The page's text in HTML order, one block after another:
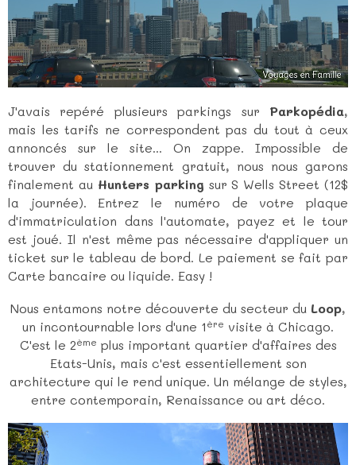
J'avais repéré plusieurs parkings sur Parkopédia,
mais les tarifs ne correspondent pas du tout à ceux
annoncés sur le site... On zappe. Impossible de
trouver du stationnement gratuit, nous nous garons
finalement au Hunters parking sur S Wells Street (12$
la journée). Entrez le numéro de votre plaque
d'immatriculation dans l'automate, payez et le tour
est joué. Il n'est même pas nécessaire d'appliquer un
ticket sur le tableau de bord. Le paiement se fait par
Carte bancaire ou liquide. Easy !
Nous entamons notre découverte du secteur du Loop,
un incontournable lors d'une 1 ère visite à Chicago.
C'est le 2ème plus important quartier d'affaires des
Etats-Unis, mais c'est essentiellement son
architecture qui le rend unique. Un mélange de styles,
entre contemporain, Renaissance ou art déco.